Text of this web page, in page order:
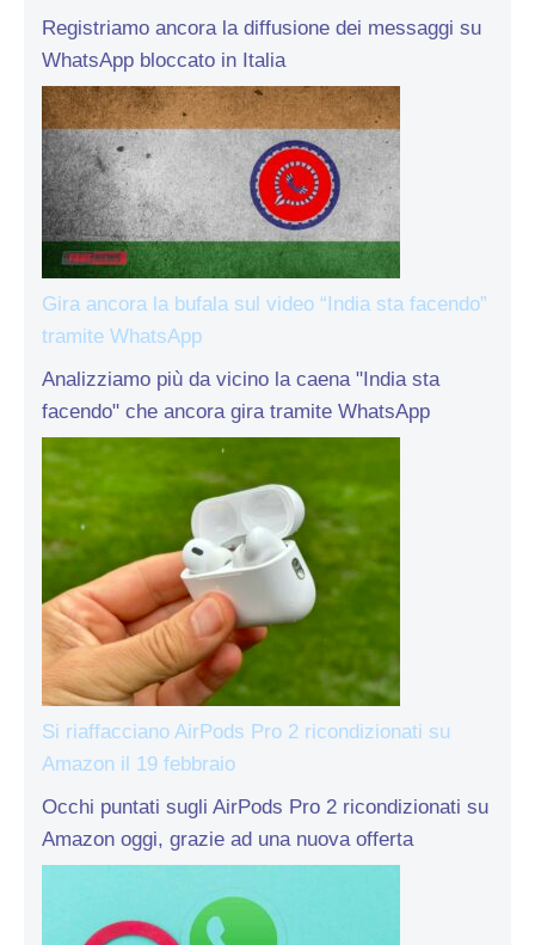
Registriamo ancora la diffusione dei messaggi su
WhatsApp bloccato in Italia
Gira ancora la bufala sul video “India sta facendo”
tramite WhatsApp
Analizziamo più da vicino la caena "India sta
facendo" che ancora gira tramite WhatsApp
Si riaffacciano AirPods Pro 2 ricondizionati su
Amazon il 19 febbraio
Occhi puntati sugli AirPods Pro 2 ricondizionati su
Amazon oggi, grazie ad una nuova offerta